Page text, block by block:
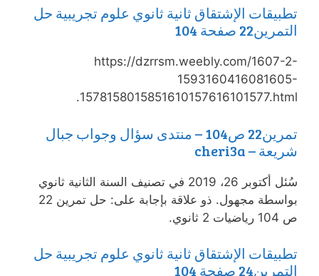
تطبيقات الإشتقاق ثانية ثانوي علوم تجريبية حل
التمرين22 صفحة 104
https://dzrrsm.weebly.com/1607-2-
1593160416081605-
1578158015851610157616101577.html.
تمرين22 ص104 – منتدى سؤال وجواب جبال
شريعة – cheri3a
سُئل أكتوبر 26، 2019 في تصنيف السنة الثانية ثانوي
بواسطة مجهول. ذو علاقة بإجابة على: حل تمرين 22
ص 104 رياضيات 2 ثانوي.
تطبيقات الإشتقاق ثانية ثانوي علوم تجريبية حل
التمرين24 صفحة 104